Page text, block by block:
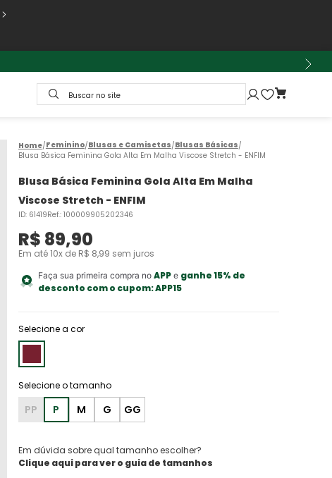
Buscar no site
Feminino Blusas e Camisetas Blusas Básicas
Blusa Básica Feminina Gola Alta Em Malha Viscose Stretch - ENFIM
Blusa Básica Feminina Gola Alta Em Malha
Viscose Stretch - ENFIM
ID: 61419Ref.: 100009905202346
R$ 89,90
Em até10x de R$ 8,99 sem juros
Faça sua primeira compra no APPe ganhe 15% de
desconto com o cupom:APP15
Selecione a cor
PP P M G GG
Em dúvida sobre qual tamanho escolher?
Clique aqui para ver o guia de tamanhos